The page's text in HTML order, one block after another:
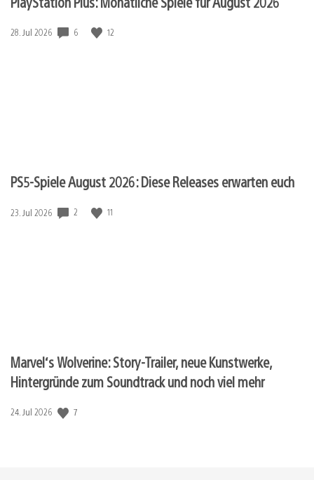
Veröffentlichungsdatum:
28. Jul 2026 6 12
PS5-Spiele August 2026: Diese Releases erwarten euch
Veröffentlichungsdatum:
23. Jul 2026 2 11
Marvel‘s Wolverine: Story-Trailer, neue Kunstwerke,
Hintergründe zum Soundtrack und noch viel mehr
Veröffentlichungsdatum:
24. Jul 2026 7